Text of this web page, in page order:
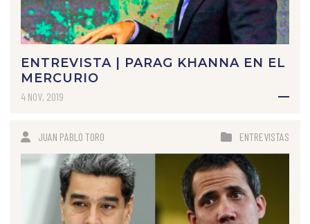
ENTREVISTA | PARAG KHANNA EN EL
MERCURIO
4 NOV, 2019
JUAN PABLO TORO ENTREVISTAS